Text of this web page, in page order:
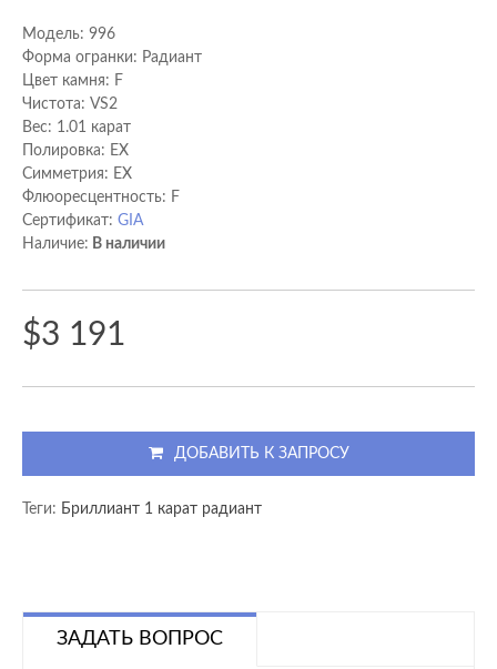
Модель: 996
Форма огранки: Радиант
Цвет камня: F
Чистота: VS2
Вес: 1.01 карат
Полировка: EX
Cимметрия: EX
Флюоресцентность: F
Сертификат: GIA
Наличие: В наличии
$3 191
ДОБАВИТЬ К ЗАПРОСУ
Теги: Бриллиант 1 карат радиант
ЗАДАТЬ ВОПРОС